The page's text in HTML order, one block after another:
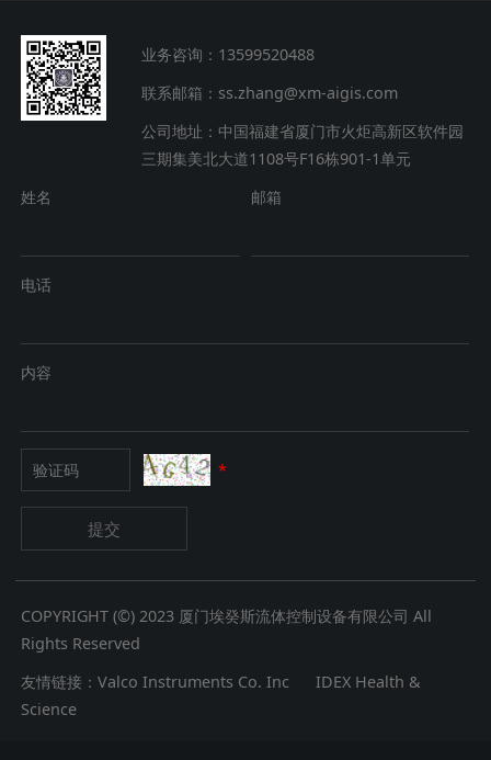
业务咨询：13599520488
联系邮箱：ss.zhang@xm-aigis.com
公司地址：中国福建省厦门市火炬高新区软件园
三期集美北大道1108号F16栋901-1单元
姓名
邮箱
电话
内容
*
提交
COPYRIGHT (©) 2023 厦门埃癸斯流体控制设备有限公司 All
Rights Reserved
友情链接：Valco Instruments Co. Inc
IDEX Health &
Science